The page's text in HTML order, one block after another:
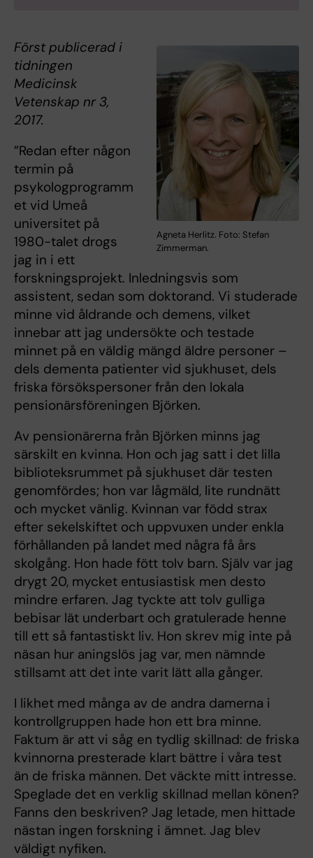
Agneta Herlitz. Foto: Stefan
Zimmerman.
Först publicerad i
tidningen
Medicinsk
Vetenskap nr 3,
2017.
”Redan efter någon
termin på
psykologprogramm
et vid Umeå
universitet på
1980-talet drogs
jag in i ett
forskningsprojekt. Inledningsvis som
assistent, sedan som doktorand. Vi studerade
minne vid åldrande och demens, vilket
innebar att jag undersökte och testade
minnet på en väldig mängd äldre personer –
dels dementa patienter vid sjukhuset, dels
friska försökspersoner från den lokala
pensionärsföreningen Björken.
Av pensionärerna från Björken minns jag
särskilt en kvinna. Hon och jag satt i det lilla
biblioteksrummet på sjukhuset där testen
genomfördes; hon var lågmäld, lite rundnätt
och mycket vänlig. Kvinnan var född strax
efter sekelskiftet och uppvuxen under enkla
förhållanden på landet med några få års
skolgång. Hon hade fött tolv barn. Själv var jag
drygt 20, mycket entusiastisk men desto
mindre erfaren. Jag tyckte att tolv gulliga
bebisar lät underbart och gratulerade henne
till ett så fantastiskt liv. Hon skrev mig inte på
näsan hur aningslös jag var, men nämnde
stillsamt att det inte varit lätt alla gånger.
I likhet med många av de andra damerna i
kontrollgruppen hade hon ett bra minne.
Faktum är att vi såg en tydlig skillnad: de friska
kvinnorna presterade klart bättre i våra test
än de friska männen. Det väckte mitt intresse.
Speglade det en verklig skillnad mellan könen?
Fanns den beskriven? Jag letade, men hittade
nästan ingen forskning i ämnet. Jag blev
väldigt nyfiken.